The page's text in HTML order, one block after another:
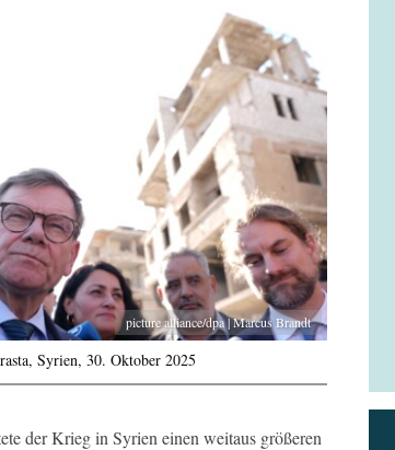
picture alliance/dpa | Marcus Brandt
Syrien, 30. Oktober 2025
der Krieg in Syrien einen weitaus größeren